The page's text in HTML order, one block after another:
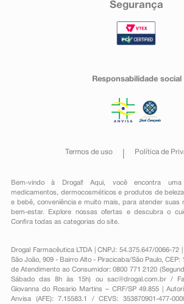
Segurança
Responsabilidade social
Termos de uso Política de
Bem-vindo à Drogal! Aqui, você encontra
medicamentos , dermocosméticos e produtos de beleza
e bebê, conveniênciae muito mais, para atender suas
bem-estar. Explore nossas ofertas e descubra o
Confira todas as categorias do site.
Drogal Farmacêutica LTDA | CNPJ: 54.375.647/0066-72
São João, 909 - Bairro Alto - Piracicaba/São Paulo, CEP:
de Atendimento ao Consumidor: 0800 771 2120
Sábado das 8h às 15h) ou sac@drogal.com.br/
Giovanna do Rosario Martins – CRF/SP 49.855 |
Anvisa (AFE): 7.15583.1 / CEVS: 353870901-477-